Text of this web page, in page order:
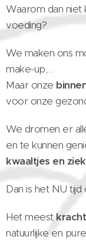
Waarom dan
voeding?🙅‍♀️
We maken ons
make-up,…
Maar onze
voor onze
We dromen er
en te kunnen
kwaaltjes en
Dan is het NU tijd
Het meest
natuurlijke en